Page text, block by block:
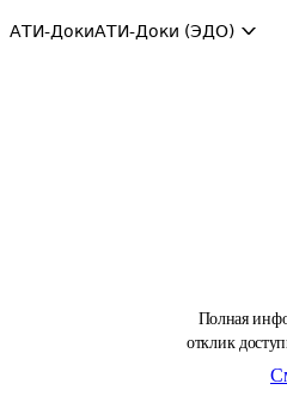
АТИ-ДокиАТИ-Доки (ЭДО)
Полная
отклик